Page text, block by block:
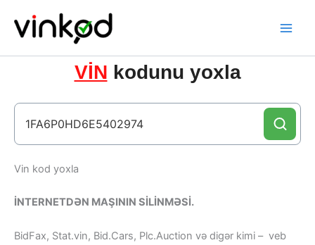
content
VİN kodunu yoxla
Vin kod yoxla
İNTERNETDƏN MAŞININ SİLİNMƏSİ.
BidFax, Stat.vin, Bid.Cars, Plc.Auction və digər kimi – veb